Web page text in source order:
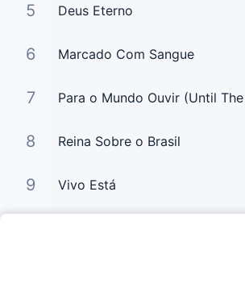
5 Deus Eterno
6 Marcado Com Sangue
7
8 Reina Sobre o Brasil
9 Vivo Está